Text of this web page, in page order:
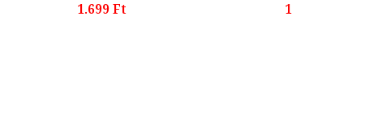
1.699 Ft 1.699 Ft